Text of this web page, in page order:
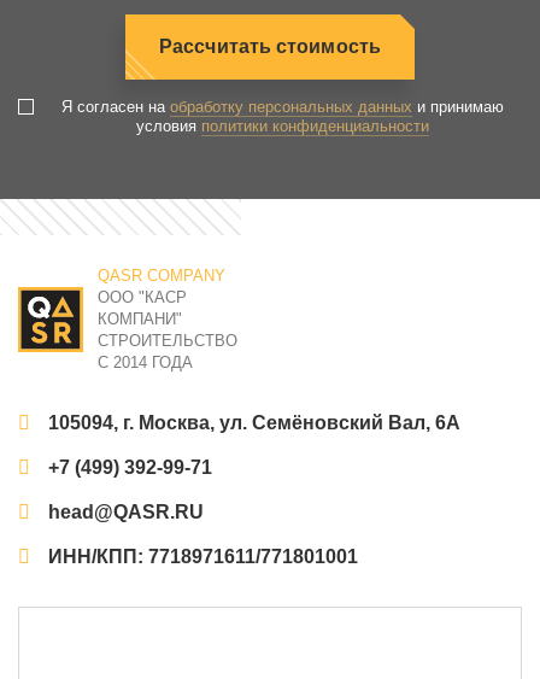
Рассчитать стоимость
Я согласен на обработку персональных данных и принимаю
условия политики конфиденциальности
QASR COMPANY
ООО "КАСР
КОМПАНИ"
СТРОИТЕЛЬСТВО
С 2014 ГОДА
105094, г. Москва, ул. Семёновский Вал, 6А
+7 (499) 392-99-71
head@QASR.RU
ИНН/КПП: 7718971611/771801001